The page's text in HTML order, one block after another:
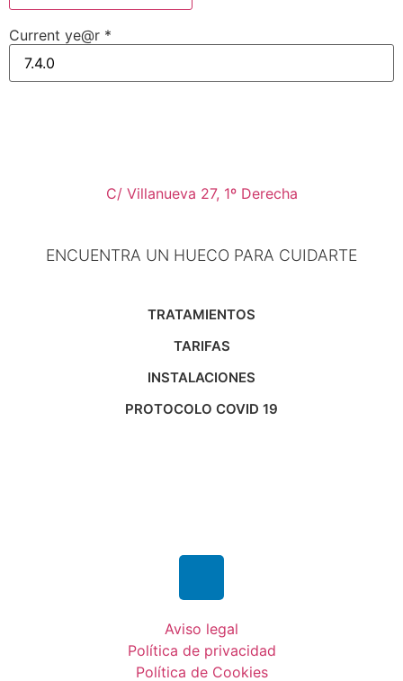
Current ye@r *
C/ Villanueva 27, 1º Derecha
ENCUENTRA UN HUECO PARA CUIDARTE
TRATAMIENTOS
TARIFAS
INSTALACIONES
PROTOCOLO COVID 19
Aviso legal
Política de privacidad
Política de Cookies